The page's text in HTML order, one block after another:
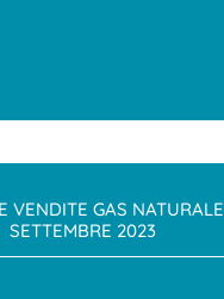
VENDITE GAS NATURALE
SETTEMBRE 2023